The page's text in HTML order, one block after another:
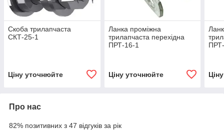
Скоба трилапчаста
СКТ-25-1
Ціну уточнюйте
Ланка проміжна
трилапчаста перехідна
ПРТ-16-1
Ціну уточнюйте
Про нас
82% позитивних з 47 відгуків за рік